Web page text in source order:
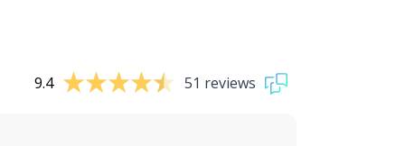
9.4 51 reviews